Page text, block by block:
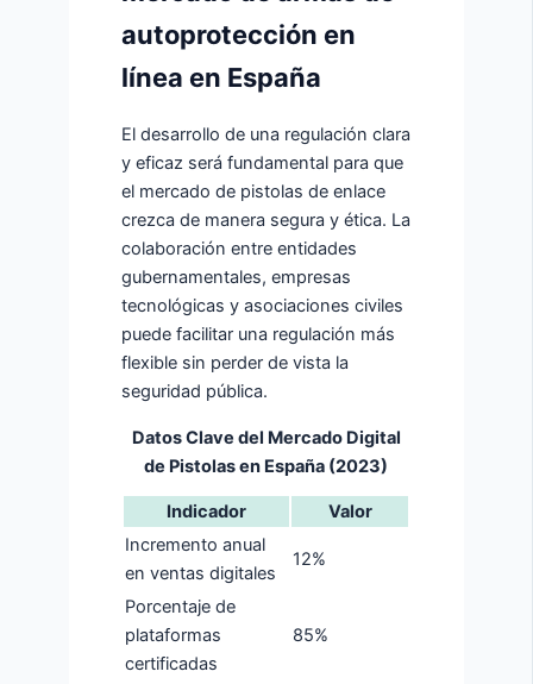
autoprotección en
línea en España
El desarrollo de una regulación clara
y eficaz será fundamental para que
el mercado de pistolas de enlace
crezca de manera segura y ética. La
colaboración entre entidades
gubernamentales, empresas
tecnológicas y asociaciones civiles
puede facilitar una regulación más
flexible sin perder de vista la
seguridad pública.
Datos Clave del Mercado Digital
de Pistolas en España (2023)
Indicador
Valor
Incremento anual
en ventas digitales
12%
Porcentaje de
plataformas
certificadas
85%